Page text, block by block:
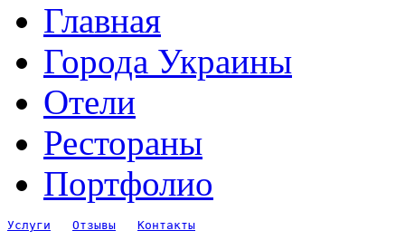
Главная
Города Украины
Отели
Рестораны
Портфолио
Услуги Отзывы Контакты